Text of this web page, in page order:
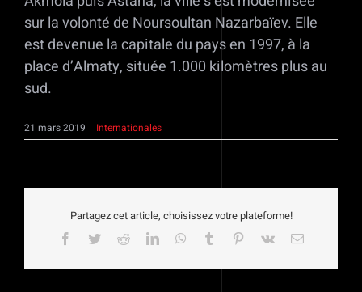
sur la volonté de Noursoultan Nazarbaïev. Elle
est devenue la capitale du pays en 1997, à la
place d’Almaty, située 1.000 kilomètres plus au
sud.
21 mars 2019 | Internationales
Partagez cet article, choisissez votre plateforme!
Facebook
TwitterRedditLinkedInWhatsApp
Tumblr Pinterest
Vk Email